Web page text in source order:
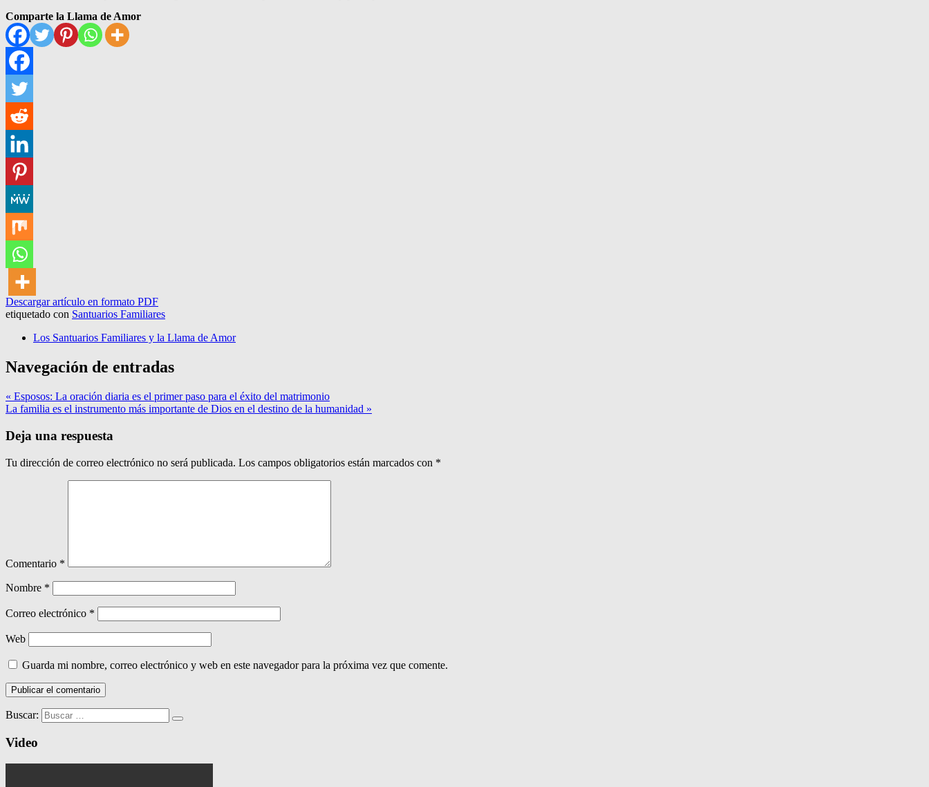
Comparte la Llama de Amor
Descargar artículo en formato PDF
etiquetado con Santuarios Familiares
Los Santuarios Familiares y la Llama de Amor
Navegación de entradas
« Esposos: La oración diaria es el primer paso para el éxito del matrimonio
La familia es el instrumento más importante de Dios en el destino de la humanidad »
Deja una respuesta
Tu dirección de correo electrónico no será publicada. Los campos obligatorios están marcados con *
Comentario *
Nombre *
Correo electrónico *
Web
Guarda mi nombre, correo electrónico y web en este navegador para la próxima vez que comente.
Buscar:
Video